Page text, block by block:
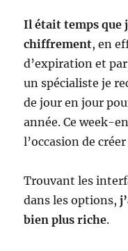
Il était temps que
chiffrement, en
d’expiration et
un spécialiste je
de jour en jour
année. Ce week-
l’occasion de
Trouvant les
dans les options,
bien plus riche.